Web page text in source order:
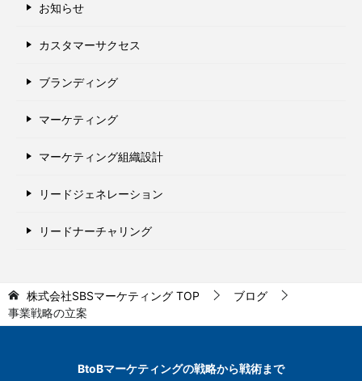
お知らせ
カスタマーサクセス
ブランディング
マーケティング
マーケティング組織設計
リードジェネレーション
リードナーチャリング
株式会社SBSマーケティング TOP
ブログ
事業戦略の立案
BtoBマーケティングの戦略から戦術まで